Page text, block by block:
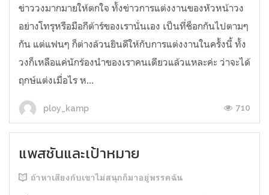
ข่าววงมากมายให้ตกใจ ทั้งข่าวการแต่งงานของหัวหน้าวง
อย่างโทรุหรือมือกีต้าร์ของเรานั่นเอง เป็นที่ช็อกกันไปตามๆ
กัน แต่แฟนๆ ก็ต่างล้วนยินดีให้กับการแต่งงานในครั้งนี้ ทั้ง
วงก็เหลือแค่นักร้องนำของเราคนเดียวแล้วแหละค่ะ ว่าจะได้
ฤกษ์แต่งเมื่อไร ห...
ploy_kamp 710
แพสชันและเป้าหมาย
ถ้าหาเสียงกับเขาไม่สนุกก็มาอยู่พรรคฉัน